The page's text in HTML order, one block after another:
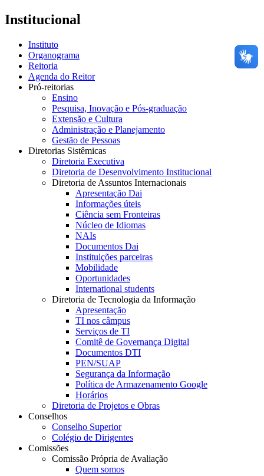
Institucional
Instituto
Organograma
Reitoria
Agenda do Reitor
Pró-reitorias
Ensino
Pesquisa, Inovação e Pós-graduação
Extensão e Cultura
Administração e Planejamento
Gestão de Pessoas
Diretorias Sistêmicas
Diretoria Executiva
Diretoria de Desenvolvimento Institucional
Diretoria de Assuntos Internacionais
Apresentação Dai
Informações úteis
Ciência sem Fronteiras
Núcleo de Idiomas
NAIs
Documentos Dai
Instituições parceiras
Mobilidade
Oportunidades
International students
Diretoria de Tecnologia da Informação
Apresentação
TI nos câmpus
Serviços de TI
Comitê de Governança Digital
Documentos DTI
PEN/SUAP
Segurança da Informação
Política de Armazenamento Google
Horários
Diretoria de Projetos e Obras
Conselhos
Conselho Superior
Colégio de Dirigentes
Comissões
Comissão Própria de Avaliação
Quem somos